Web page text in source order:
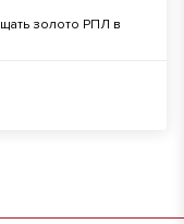
золото РПЛ в